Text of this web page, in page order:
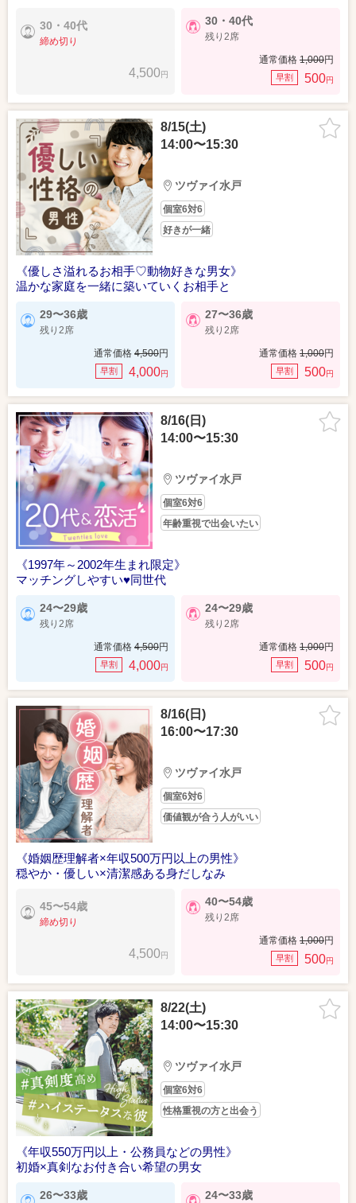
30・40代
締め切り
4,500円
30・40代
残り2席
通常価格 1,000円
早割 500円
8/15(土)
14:00〜15:30
ツヴァイ水戸
個室6対6
好きが一緒
《優しさ溢れるお相手♡動物好きな男女》
温かな家庭を一緒に築いていくお相手と
29〜36歳
残り2席
通常価格 4,500円
早割 4,000円
27〜36歳
残り2席
通常価格 1,000円
早割 500円
8/16(日)
14:00〜15:30
ツヴァイ水戸
個室6対6
年齢重視で出会いたい
《1997年～2002年生まれ限定》
マッチングしやすい♥同世代
24〜29歳
残り2席
通常価格 4,500円
早割 4,000円
24〜29歳
残り2席
通常価格 1,000円
早割 500円
8/16(日)
16:00〜17:30
ツヴァイ水戸
個室6対6
価値観が合う人がいい
《婚姻歴理解者×年収500万円以上の男性》
穏やか・優しい×清潔感ある身だしなみ
45〜54歳
締め切り
4,500円
40〜54歳
残り2席
通常価格 1,000円
早割 500円
8/22(土)
14:00〜15:30
ツヴァイ水戸
個室6対6
性格重視の方と出会う
《年収550万円以上・公務員などの男性》
初婚×真剣なお付き合い希望の男女
26〜33歳 24〜33歳